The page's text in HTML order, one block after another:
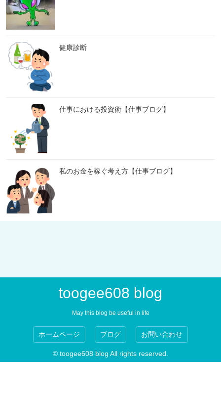
健康診断
仕事における投資術【仕事ブログ】
私のお金を稼ぐ考え方【仕事ブログ】
toogee608 blog
May this blog be useful in life
ホームページ ブログ お問い合わせ
© toogee608 blog All rights reserved.